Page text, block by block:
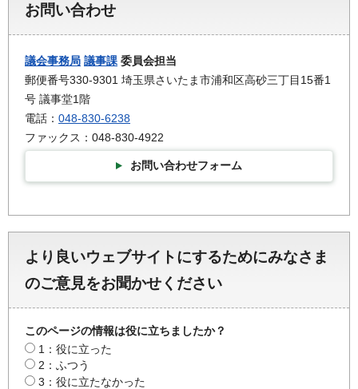
お問い合わせ
議会事務局 議事課 委員会担当
郵便番号330-9301 埼玉県さいたま市浦和区高砂三丁目15番1
号 議事堂1階
電話： 048-830-6238
ファックス：048-830-4922
お問い合わせフォーム
より良いウェブサイトにするためにみなさま
のご意見をお聞かせください
このページの情報は役に立ちましたか？
1：役に立った
2：ふつう
3：役に立たなかった